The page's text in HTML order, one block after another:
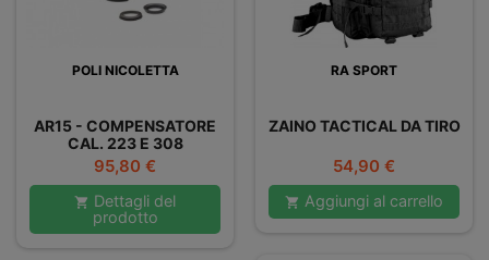
POLI NICOLETTA
AR15 - COMPENSATORE
CAL. 223 E 308
Prezzo
95,80 €
 Dettagli del
prodotto
RA SPORT
ZAINO TACTICAL DA TIRO
Prezzo
54,90 €
 Aggiungi al carrello